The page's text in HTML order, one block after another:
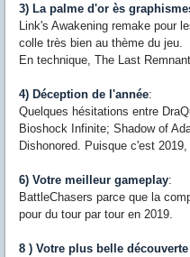
3) La palme d'or ès
Link's Awakening remake pour
colle très bien au thème du jeu.
En technique, The Last Remnant
4) Déception de l'année:
Quelques hésitations entre
Bioshock Infinite; Shadow of
Dishonored. Puisque c'est
6) Votre meilleur gameplay:
BattleChasers parce que la
pour du tour par tour en 2019.
8 ) Votre plus belle